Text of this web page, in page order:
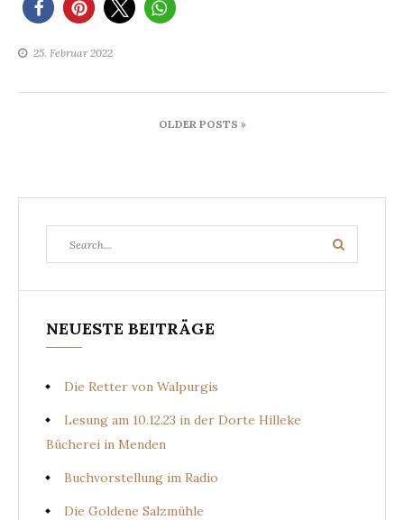
25. Februar 2022
Beitragsnavigation
OLDER POSTS »
for:
Search
NEUESTE BEITRÄGE
Die Retter von Walpurgis
Lesung am 10.12.23 in der Dorte Hilleke
Bücherei in Menden
Buchvorstellung im Radio
Die Goldene Salzmühle